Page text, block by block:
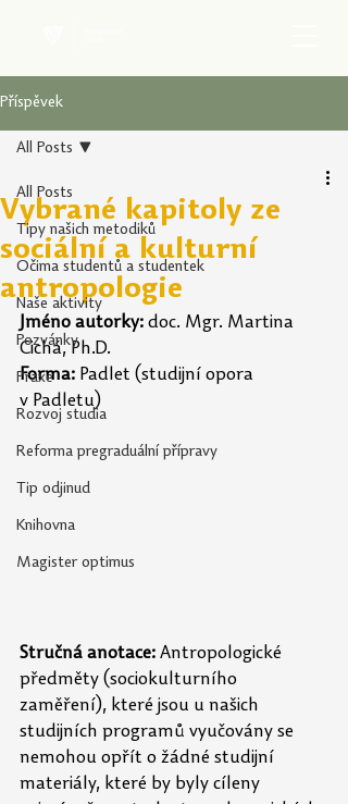
Příspěvek
All Posts
Tipy našich metodiků
Očima studentů a studentek
Naše aktivity
Pozvánky
Praxe
Rozvoj studia
Reforma pregraduální přípravy
Tip odjinud
Knihovna
Magister optimus
All Posts
Vybrané kapitoly ze
sociální a kulturní
antropologie
Jméno autorky: doc. Mgr. Martina
Cichá, Ph.D.
Forma: Padlet (studijní opora
v Padletu)
Stručná anotace: Antropologické
předměty (sociokulturního
zaměření), které jsou u našich
studijních programů vyučovány se
nemohou opřít o žádné studijní
materiály, které by byly cíleny